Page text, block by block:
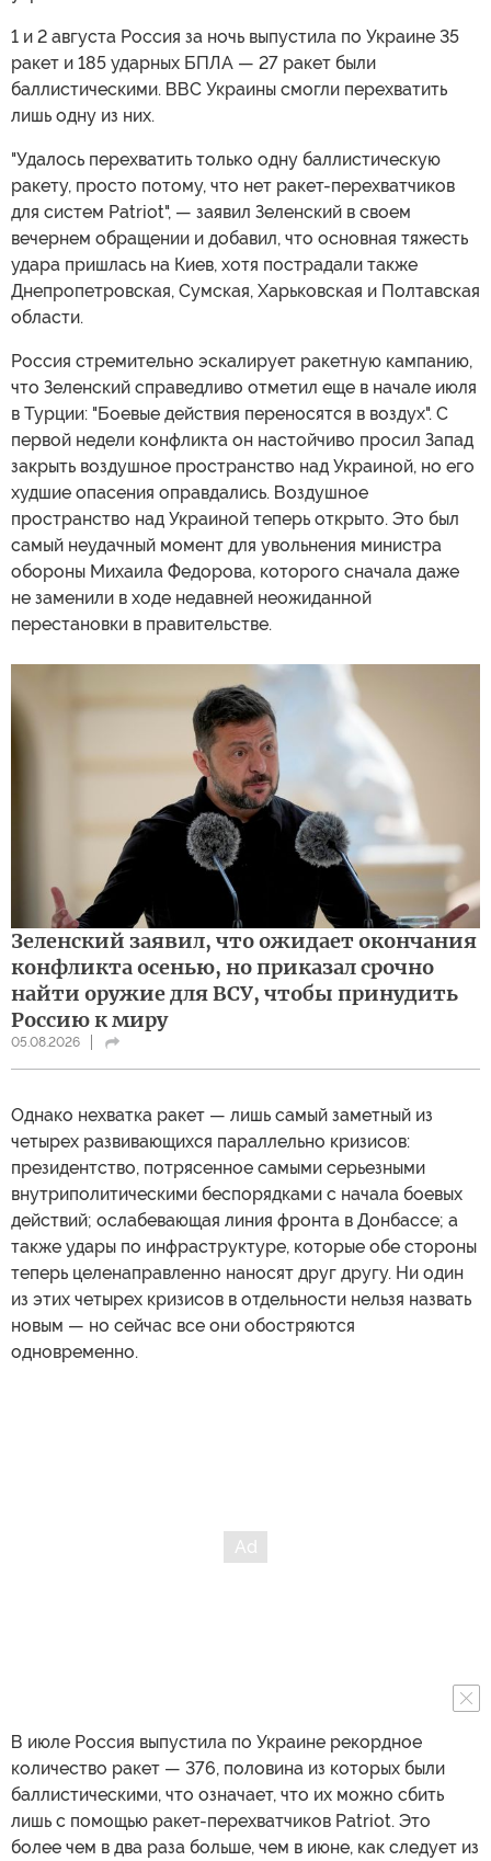
1 и 2 августа Россия за ночь выпустила по Украине 35
ракет и 185 ударных БПЛА — 27 ракет были
баллистическими. ВВС Украины смогли перехватить
лишь одну из них.
"Удалось перехватить только одну баллистическую
ракету, просто потому, что нет ракет-перехватчиков
для систем Patriot", — заявил Зеленский в своем
вечернем обращении и добавил, что основная тяжесть
удара пришлась на Киев, хотя пострадали также
Днепропетровская, Сумская, Харьковская и Полтавская
области.
Россия стремительно эскалирует ракетную кампанию,
что Зеленский справедливо отметил еще в начале июля
в Турции: "Боевые действия переносятся в воздух". С
первой недели конфликта он настойчиво просил Запад
закрыть воздушное пространство над Украиной, но его
худшие опасения оправдались. Воздушное
пространство над Украиной теперь открыто. Это был
самый неудачный момент для увольнения министра
обороны Михаила Федорова, которого сначала даже
не заменили в ходе недавней неожиданной
перестановки в правительстве.
Зеленский заявил, что ожидает окончания
конфликта осенью, но приказал срочно
найти оружие для ВСУ, чтобы принудить
Россию к миру
05.08.2026
Однако нехватка ракет — лишь самый заметный из
четырех развивающихся параллельно кризисов:
президентство, потрясенное самыми серьезными
внутриполитическими беспорядками с начала боевых
действий; ослабевающая линия фронта в Донбассе; а
также удары по инфраструктуре, которые обе стороны
теперь целенаправленно наносят друг другу. Ни один
из этих четырех кризисов в отдельности нельзя назвать
новым — но сейчас все они обостряются
одновременно.
В июле Россия выпустила по Украине рекордное
количество ракет — 376, половина из которых были
баллистическими, что означает, что их можно сбить
лишь с помощью ракет-перехватчиков Patriot. Это
более чем в два раза больше, чем в июне, как следует из